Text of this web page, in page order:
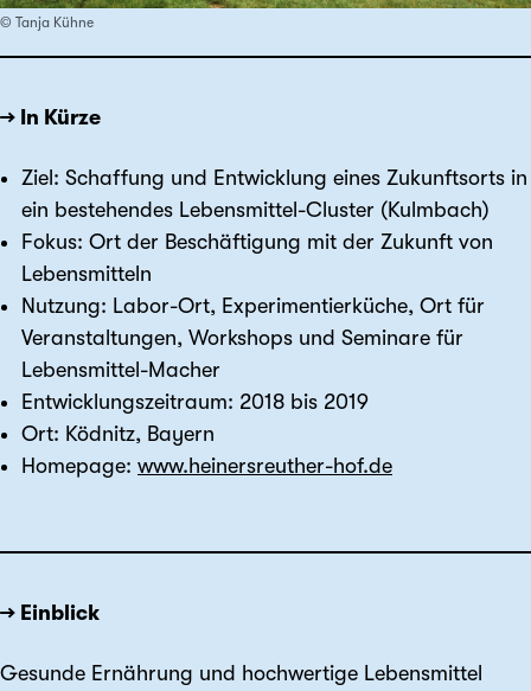
© Tanja Kühne
→ In Kürze
Ziel: Schaffung und Entwicklung eines Zukunftsorts in
ein bestehendes Lebensmittel-Cluster (Kulmbach)
Fokus: Ort der Beschäftigung mit der Zukunft von
Lebensmitteln
Nutzung: Labor-Ort, Experimentierküche, Ort für
Veranstaltungen, Workshops und Seminare für
Lebensmittel-Macher
Entwicklungszeitraum: 2018 bis 2019
Ort: Ködnitz, Bayern
Homepage: www.heinersreuther-hof.de
→ Einblick
Gesunde Ernährung und hochwertige Lebensmittel